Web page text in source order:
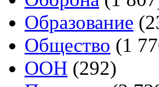
Образование
Общество (1
ООН (292)